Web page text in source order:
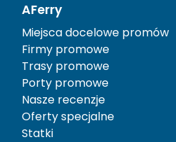
AFerry
Miejsca docelowe promów
Firmy promowe
Trasy promowe
Porty promowe
Nasze recenzje
Oferty specjalne
Statki